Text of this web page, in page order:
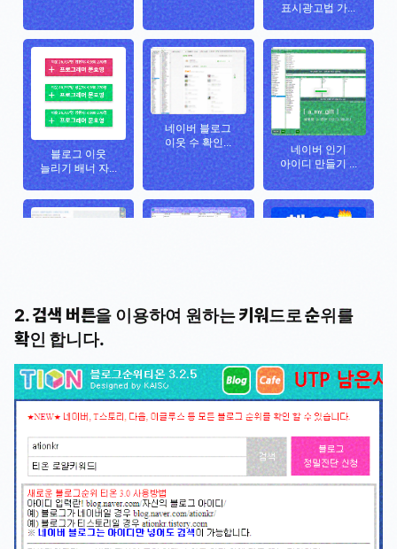
2. 검색 버튼을 이용하여 원하는 키워드로 순위를
확인 합니다.